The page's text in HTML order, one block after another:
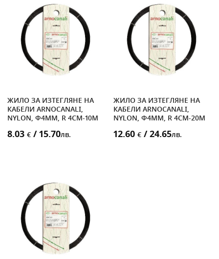
ЖИЛО ЗА ИЗТЕГЛЯНЕ НА
КАБЕЛИ ARNOCANALI,
NYLON, Ф4MM, R 4CM-10M
8.03 € / 15.70лв.
ЖИЛО ЗА ИЗТЕГЛЯНЕ НА
КАБЕЛИ ARNOCANALI,
NYLON, Ф4MM, R 4CM-20M
12.60 € / 24.65лв.